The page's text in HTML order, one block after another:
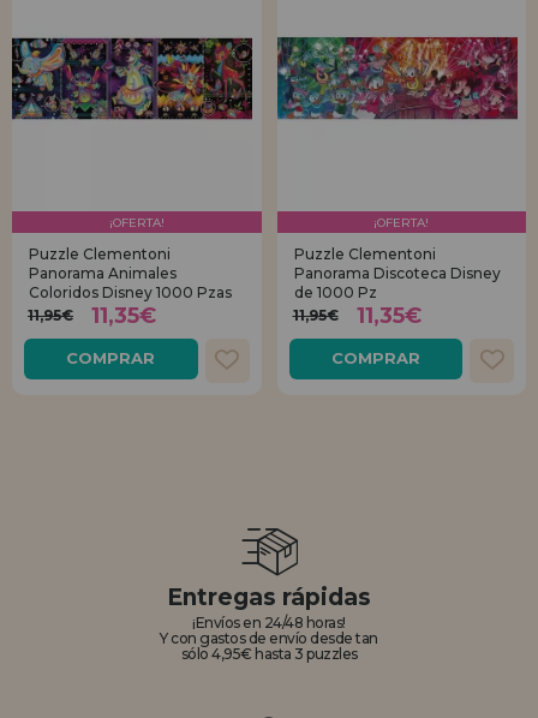
¡OFERTA!
Puzzle Clementoni
Panorama Animales
Coloridos Disney 1000 Pzas
11,95€
11,35€
COMPRAR
¡OFERTA!
Puzzle Clementoni
Panorama Discoteca Disney
de 1000 Pz
11,95€
11,35€
COMPRAR
Entregas rápidas
¡Envíos en 24/48 horas!
Y con gastos de envío desde tan
sólo 4,95€ hasta 3 puzzles